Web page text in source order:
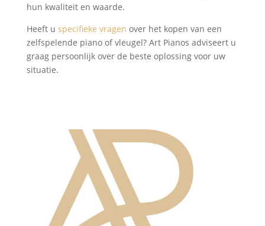
hun kwaliteit en waarde.
Heeft u specifieke vragen over het kopen van een
zelfspelende piano of vleugel? Art Pianos adviseert u
graag persoonlijk over de beste oplossing voor uw
situatie.